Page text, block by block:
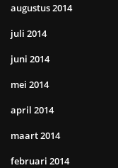
augustus 2014
juli 2014
juni 2014
mei 2014
april 2014
maart 2014
februari 2014